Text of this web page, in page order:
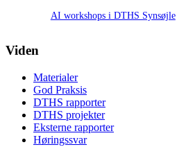
AI workshops i DTHS Synsøjle
Viden
Materialer
God Praksis
DTHS rapporter
DTHS projekter
Eksterne rapporter
Høringssvar